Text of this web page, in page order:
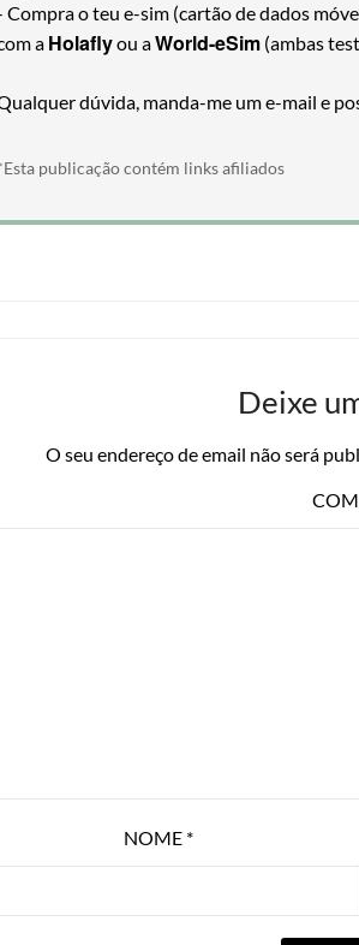
Compra o teu e-sim (cartão de dados
a Holaflyou aWorld-eSim (ambas
dúvida, manda-me um e-mail e
publicação contém links afiliados
Deixe
O seu endereço de email não será
NOME *